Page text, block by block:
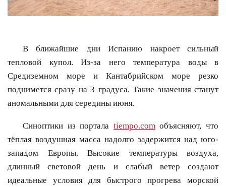
В ближайшие дни Испанию накроет сильный
тепловой купол. Из-за него температура воды в
Средиземном море и Кантабрийском море резко
поднимется сразу на 3 градуса. Такие значения станут
аномальными для середины июня.
Синоптики из портала tiempo.com объясняют, что
тёплая воздушная масса надолго задержится над юго-
западом Европы. Высокие температуры воздуха,
длинный световой день и слабый ветер создают
идеальные условия для быстрого прогрева морской